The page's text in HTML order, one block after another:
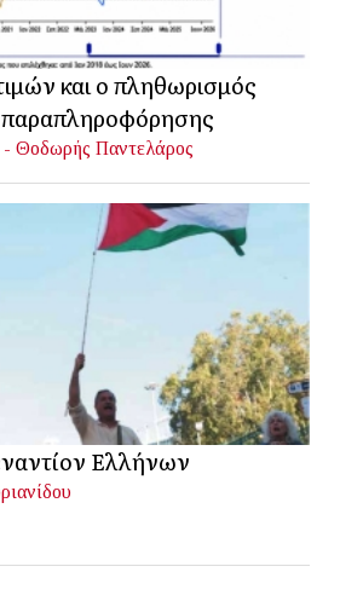
και ο πληθωρισμός
παραπληροφόρησης
Θοδωρής Παντελάρος
Ελλήνων